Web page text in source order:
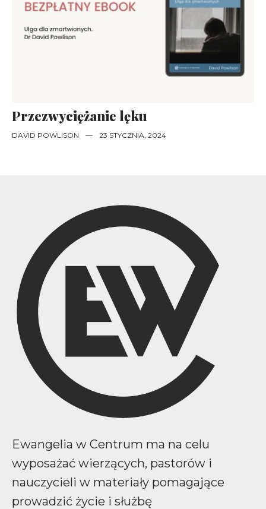
Przezwyciężanie lęku
DAVID POWLISON — 23 STYCZNIA, 2024
Ewangelia w Centrum ma na celu
wyposażać wierzących, pastorów i
nauczycieli w materiały pomagające
prowadzić życie i służbę